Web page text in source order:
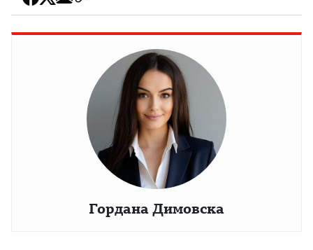
Гордана Димовска